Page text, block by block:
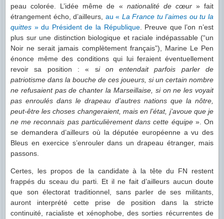
peau colorée. L’idée même de « nationalité de cœur» fait
étrangement écho, d’ailleurs, au « La France tu l’aimes ou tu la
quittes » du Président de la République. Preuve que l’on n’est
plus sur une distinction biologique et raciale indépassable (“un
Noir ne serait jamais complètement français”), Marine Le Pen
énonce même des conditions qui lui feraient éventuellement
revoir sa position : « si on entendait parfois parler de
patriotisme dans la bouche de ces joueurs, si un certain nombre
ne refusaient pas de chanter la Marseillaise, si on ne les voyait
pas enroulés dans le drapeau d’autres nations que la nôtre,
peut-être les choses changeraient, mais en l’état, j’avoue que je
ne me reconnais pas particulièrement dans cette équipe». On
se demandera d’ailleurs où la députée européenne a vu des
Bleus en exercice s’enrouler dans un drapeau étranger, mais
passons.
Certes, les propos de la candidate à la tête du FN restent
frappés du sceau du parti. Et il ne fait d’ailleurs aucun doute
que son électorat traditionnel, sans parler de ses militants,
auront interprété cette prise de position dans la stricte
continuité, racialiste et xénophobe, des sorties récurrentes de